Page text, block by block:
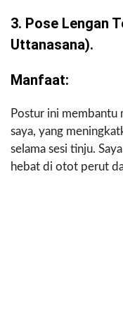
3. Pose Lengan
Uttanasana).
Manfaat:
Postur ini membantu
saya, yang
selama sesi tinju.
hebat di otot perut